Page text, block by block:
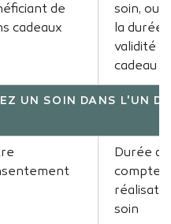
de
cadeaux
soin, ou
la durée
validité
cadeau
UN SOIN DANS L'UN
Durée
compter
soin